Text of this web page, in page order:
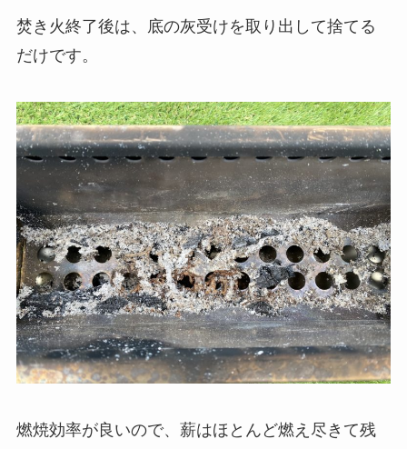
焚き火終了後は、底の灰受けを取り出して捨てる
だけです。
燃焼効率が良いので、薪はほとんど燃え尽きて残